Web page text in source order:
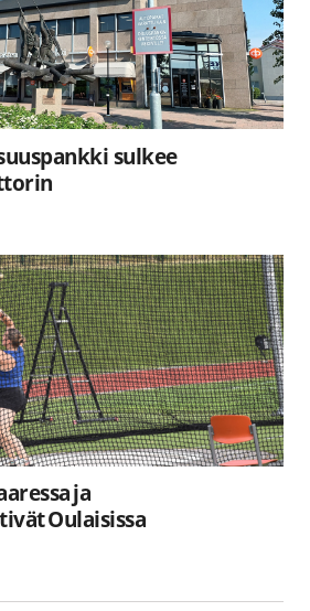
sulkee
ja
Oulaisissa